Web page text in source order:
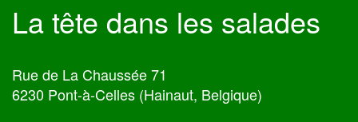
La tête dans les salades
Rue de La Chaussée 71
6230 Pont-à-Celles (Hainaut, Belgique)